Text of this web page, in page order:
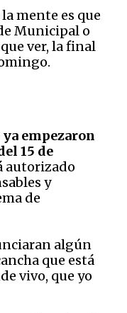
mente es que
Municipal o
ver, la final
ya empezaron
15 de
autorizado
y
de
algún
que está
vivo, que yo